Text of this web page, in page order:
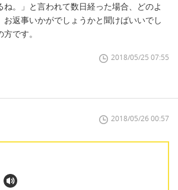
ね。」と言われて数日経った場合、どのよ
お返事いかがでしょうかと聞けばいいでし
です。
2018/05/25 07:55
2018/05/26 00:57